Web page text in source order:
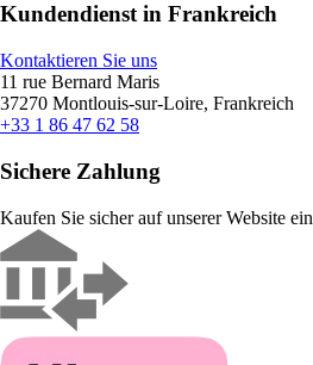
Kundendienst in Frankreich
Kontaktieren Sie uns
11 rue Bernard Maris
37270 Montlouis-sur-Loire, Frankreich
+33 1 86 47 62 58
Sichere Zahlung
Kaufen Sie sicher auf unserer Website ein